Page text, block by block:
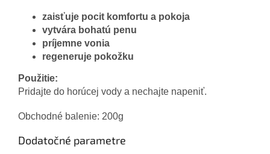
zaisťuje pocit komfortu a pokoja
vytvára bohatú penu
príjemne vonia
regeneruje pokožku
Použitie:
Pridajte do horúcej vody a nechajte napeniť.
Obchodné balenie: 200g
Dodatočné parametre